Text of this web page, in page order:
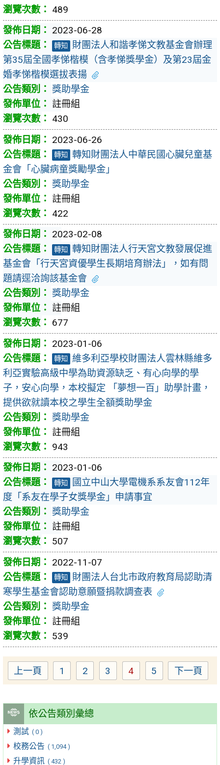
依公告類別彙總
測試 ( 0 )
校務公告 ( 1,094 )
升學資訊 ( 432 )
489
2023-06-28
轉知
財團法人和諧孝悌文教基金會辦理
第35屆全國孝悌楷模（含孝悌獎學金）及第23屆金
婚孝悌楷模選拔表揚
獎助學金
註冊組
430
2023-06-26
轉知
轉知財團法人中華民國心臟兒童基
金會「心臟病童獎勵學金」
獎助學金
註冊組
422
2023-02-08
轉知
轉知財團法人行天宮文教發展促進
基金會「行天宮資優學生長期培育辦法」，如有問
題請逕洽詢該基金會
獎助學金
註冊組
677
2023-01-06
轉知
維多利亞學校財團法人雲林縣維多
利亞實驗高級中學為助資源缺乏、有心向學的學
子，安心向學，本校擬定 「夢想一百」助學計畫，
提供欲就讀本校之學生全額獎助學金
獎助學金
註冊組
943
2023-01-06
轉知
國立中山大學電機系系友會112年
度「系友在學子女獎學金」申請事宜
獎助學金
註冊組
507
2022-11-07
轉知
財團法人台北市政府教育局認助清
寒學生基金會認助意願暨捐款調查表
獎助學金
註冊組
539
上一頁 Page
1 Page
2 Page
3 Page
4 Page
5 下一頁